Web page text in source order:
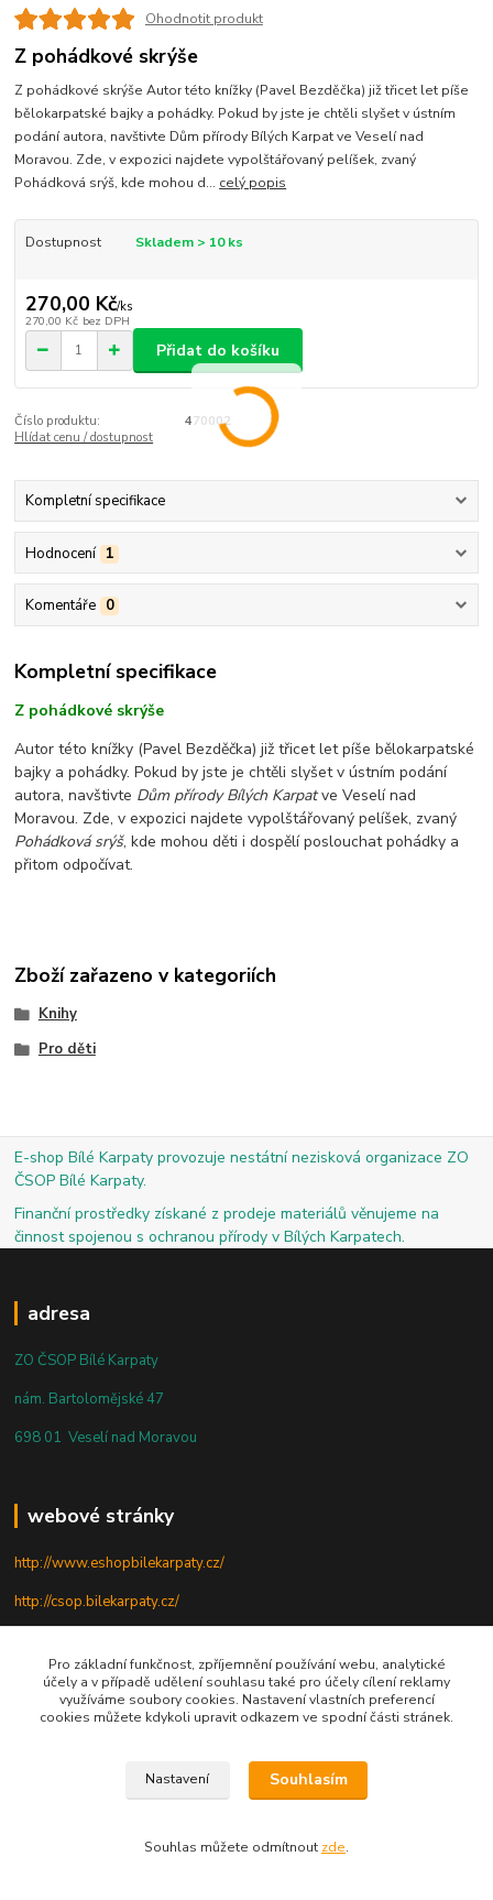
Ohodnotit produkt
Z pohádkové skrýše
Z pohádkové skrýše Autor této knížky (Pavel Bezděčka) již třicet let píše
bělokarpatské bajky a pohádky. Pokud by jste je chtěli slyšet v ústním
podání autora, navštivte Dům přírody Bílých Karpat ve Veselí nad
Moravou. Zde, v expozici najdete vypolštářovaný pelíšek, zvaný
Pohádková srýš, kde mohou d... celý popis
Dostupnost Skladem > 10 ks
270,00 Kč/ks
270,00 Kč bez DPH
Přidat do košíku
Číslo produktu:
470002
Hlídat cenu / dostupnost
Kompletní specifikace
Hodnocení 1
Komentáře 0
Kompletní specifikace
Z pohádkové skrýše
Autor této knížky (Pavel Bezděčka) již třicet let píše bělokarpatské
bajky a pohádky. Pokud by jste je chtěli slyšet v ústním podání
autora, navštivte Dům přírody Bílých Karpatve Veselí nad
Moravou. Zde, v expozici najdete vypolštářovaný pelíšek, zvaný
Pohádková srýš, kde mohou děti i dospělí poslouchat pohádky a
přitom odpočívat.
Zboží zařazeno v kategoriích
Knihy
Pro děti
E-shop Bílé Karpaty provozuje nestátní nezisková organizace ZO
ČSOP Bílé Karpaty.
Finanční prostředky získané z prodeje materiálů věnujeme na
činnost spojenou s ochranou přírody v Bílých Karpatech.
adresa
ZO ČSOP Bílé Karpaty
nám. Bartolomějské 47
698 01 Veselí nad Moravou
webové stránky
http://www.eshopbilekarpaty.cz/
http://csop.bilekarpaty.cz/
telefon
+420 727 880 789
Pro základní funkčnost, zpříjemnění používání webu, analytické
účely a v případě udělení souhlasu také pro účely cílení reklamy
využíváme soubory cookies. Nastavení vlastních preferencí
cookies můžete kdykoli upravit odkazem ve spodní části stránek.
Nastavení Souhlasím
Souhlas můžete odmítnout zde.